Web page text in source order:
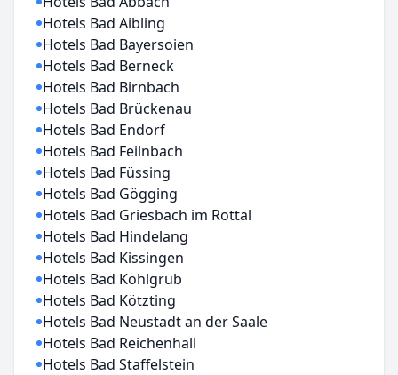
Hotels Bad Aibling
Hotels Bad Bayersoien
Hotels Bad Berneck
Hotels Bad Birnbach
Hotels Bad Brückenau
Hotels Bad Endorf
Hotels Bad Feilnbach
Hotels Bad Füssing
Hotels Bad Gögging
Hotels Bad Griesbach im Rottal
Hotels Bad Hindelang
Hotels Bad Kissingen
Hotels Bad Kohlgrub
Hotels Bad Kötzting
Hotels Bad Neustadt an der Saale
Hotels Bad Reichenhall
Hotels Bad Staffelstein